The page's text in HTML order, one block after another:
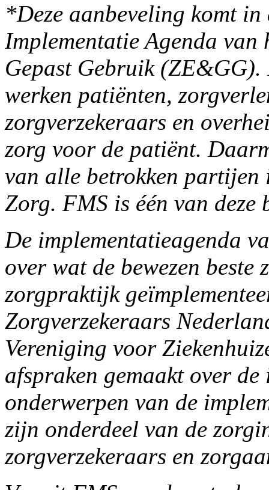
*Deze aanbeveling komt
Implementatie Agenda
Gepast Gebruik
werken patiënten,
zorgverzekeraars en
zorg voor de patiënt.
van alle betrokken partijen
Zorg. FMS is één van
De implementatieagenda
over wat de bewezen
zorgpraktijk
Zorgverzekeraars
Vereniging voor
afspraken gemaakt over
onderwerpen van de
zijn onderdeel van de
zorgverzekeraars en